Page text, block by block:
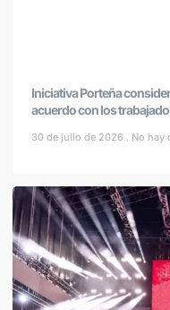
Iniciativa Porteña
acuerdo con los
30 de julio de 2026 No hay